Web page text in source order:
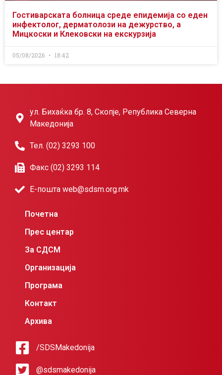
Гостиварската болница среде епидемија со еден
инфектолог, дерматолози на дежурство, а
Мицкоски и Клековски на екскурзија
05/08/2026 18:42
ул. Бихаќка бр. 8, Скопје, Република Северна
Македонија
Тел. (02) 3293 100
Факс (02) 3293 114
Е-пошта web@sdsm.org.mk
Почетна
Прес центар
За СДСМ
Организација
Програма
Контакт
Архива
/SDSMakedonija
@sdsmakedonija